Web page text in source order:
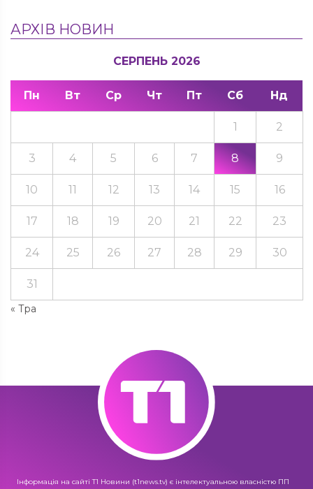
АРХІВ НОВИН
СЕРПЕНЬ 2026
Пн Вт Ср Чт Пт Сб Нд
« Тра
1 2
3 4 5 6 7 8 9
10 11 12 13 14 15 16
17 18 19 20 21 22 23
24 25 26 27 28 29 30
31
Інформація на сайті Т1 Новини (t1news.tv) є інтелектуальною власністю ПП